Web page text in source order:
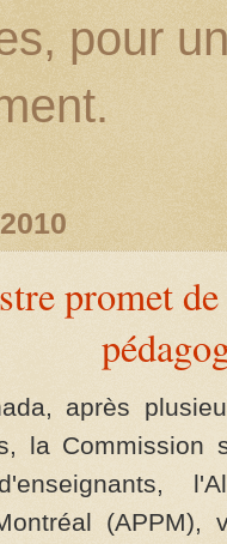
pour
promet
après
la Commission
(APPM),